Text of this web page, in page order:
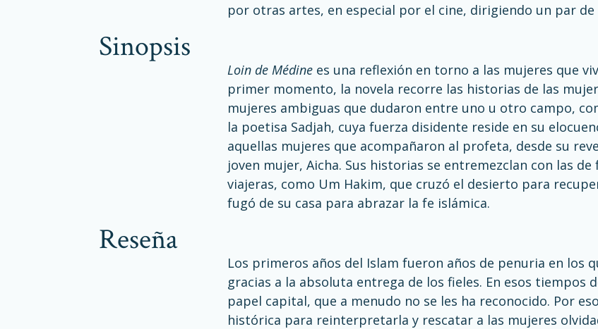
por otras artes, en especial por el cine, dirigiendo un par
sinopsis
Loin de Médine es una reflexión en torno a las mujeres que
primer momento, la novela recorre las historias de las
mujeres ambiguas que dudaron entre uno u otro campo,
la poetisa Sadjah, cuya fuerza disidente reside en su
aquellas mujeres que acompañaron al profeta, desde su
joven mujer, Aicha. Sus historias se entremezclan con las
viajeras, como Um Hakim, que cruzó el desierto para
fugó de su casa para abrazar la fe islámica.
reseña
Los primeros años del Islam fueron años de penuria en los
gracias a la absoluta entrega de los fieles. En esos
papel capital, que a menudo no se les ha reconocido. Por
histórica para reinterpretarla y rescatar a las mujeres